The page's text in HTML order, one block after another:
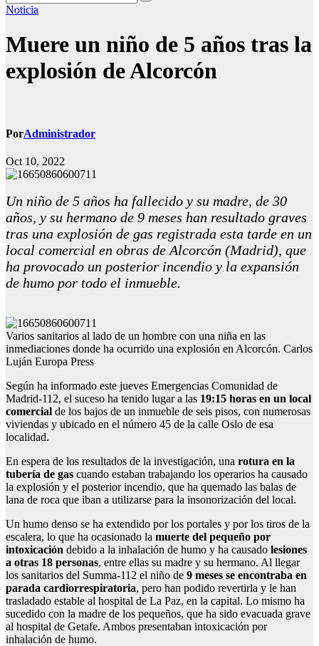
Noticia
Muere un niño de 5 años tras la
explosión de Alcorcón
PorAdministrador
Oct 10, 2022
Un niño de 5 años ha fallecido y su madre, de 30
años, y su hermano de 9 meses han resultado graves
tras una explosión de gas registrada esta tarde en un
local comercial en obras de Alcorcón (Madrid), que
ha provocado un posterior incendio y la expansión
de humo por todo el inmueble.
Varios sanitarios al lado de un hombre con una niña en las
inmediaciones donde ha ocurrido una explosión en Alcorcón. Carlos
Luján Europa Press
Según ha informado este jueves Emergencias Comunidad de
Madrid-112, el suceso ha tenido lugar a las 19:15 horas en un local
comercial de los bajos de un inmueble de seis pisos, con numerosas
viviendas y ubicado en el número 45 de la calle Oslo de esa
localidad.
En espera de los resultados de la investigación, una rotura en la
tubería de gas cuando estaban trabajando los operarios ha causado
la explosión y el posterior incendio, que ha quemado las balas de
lana de roca que iban a utilizarse para la insonorización del local.
Un humo denso se ha extendido por los portales y por los tiros de la
escalera, lo que ha ocasionado la muerte del pequeño por
intoxicación debido a la inhalación de humo y ha causado lesiones
a otras 18 personas, entre ellas su madre y su hermano. Al llegar
los sanitarios del Summa-112 el niño de 9 meses se encontraba en
parada cardiorrespiratoria, pero han podido revertirla y le han
trasladado estable al hospital de La Paz, en la capital. Lo mismo ha
sucedido con la madre de los pequeños, que ha sido evacuada grave
al hospital de Getafe. Ambos presentaban intoxicación por
inhalación de humo.